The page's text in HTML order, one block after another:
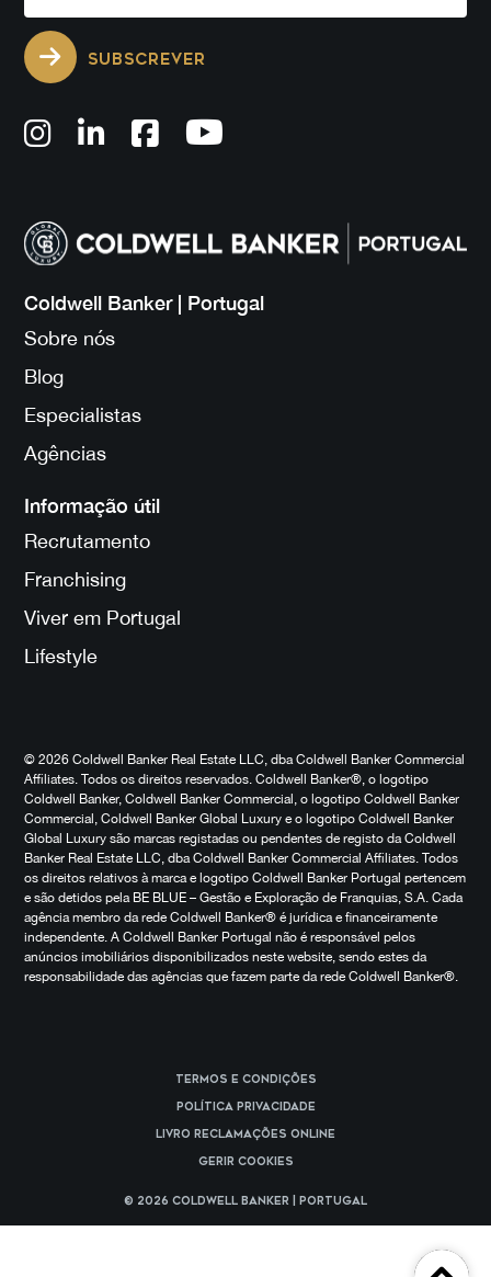
SUBSCREVER
Coldwell Banker | Portugal
Sobre nós
Blog
Especialistas
Agências
Informação útil
Recrutamento
Franchising
Viver em Portugal
Lifestyle
© 2026 Coldwell Banker Real Estate LLC, dba Coldwell Banker Commercial
Affiliates. Todos os direitos reservados. Coldwell Banker®, o logotipo
Coldwell Banker, Coldwell Banker Commercial, o logotipo Coldwell Banker
Commercial, Coldwell Banker Global Luxury e o logotipo Coldwell Banker
Global Luxury são marcas registadas ou pendentes de registo da Coldwell
Banker Real Estate LLC, dba Coldwell Banker Commercial Affiliates. Todos
os direitos relativos à marca e logotipo Coldwell Banker Portugal pertencem
e são detidos pela BE BLUE – Gestão e Exploração de Franquias, S.A. Cada
agência membro da rede Coldwell Banker® é jurídica e financeiramente
independente. A Coldwell Banker Portugal não é responsável pelos
anúncios imobiliários disponibilizados neste website, sendo estes da
responsabilidade das agências que fazem parte da rede Coldwell Banker®.
Termos e Condições
Política Privacidade
Livro reclamações online
Gerir cookies
© 2026 Coldwell Banker | Portugal